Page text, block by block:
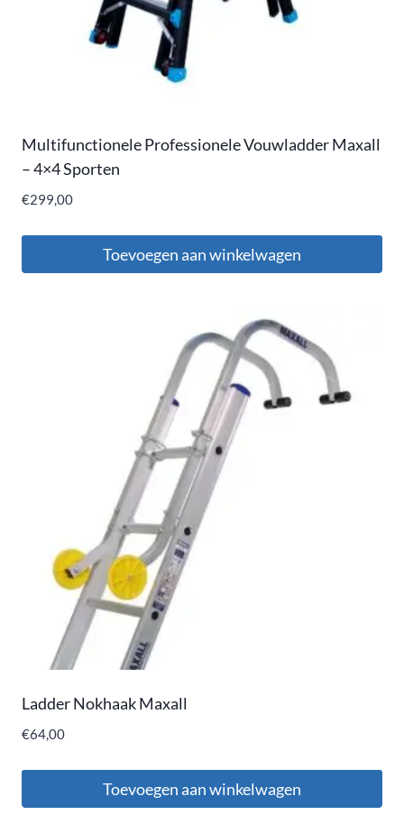
Multifunctionele Professionele Vouwladder Maxall
– 4×4 Sporten
€299,00
Toevoegen aan winkelwagen
Ladder Nokhaak Maxall
€64,00
Toevoegen aan winkelwagen